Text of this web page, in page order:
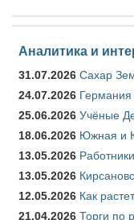
Аналитика и
31.07.2026 Сахар
24.07.2026 Германия
25.06.2026 Учёные
18.06.2026 Южная и
13.05.2026
13.05.2026
12.05.2026 Как
21.04.2026 Торги по